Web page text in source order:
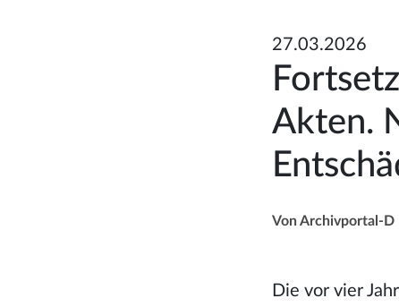
27.03.2026
Akten.
Von Archivportal-D
Die vor vier